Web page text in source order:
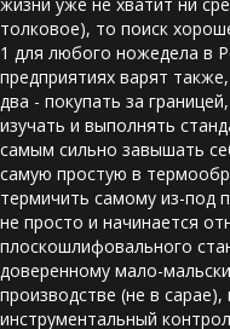
толковое), то поиск
1 для любого ножедела в
предприятиях варят
два - покупать за
изучать и выполнять
самым сильно завышать
самую простую в
термичить самому из-под
не просто и начинается
плоскошлифовального
доверенному мало-
производстве (не в
инструментальный